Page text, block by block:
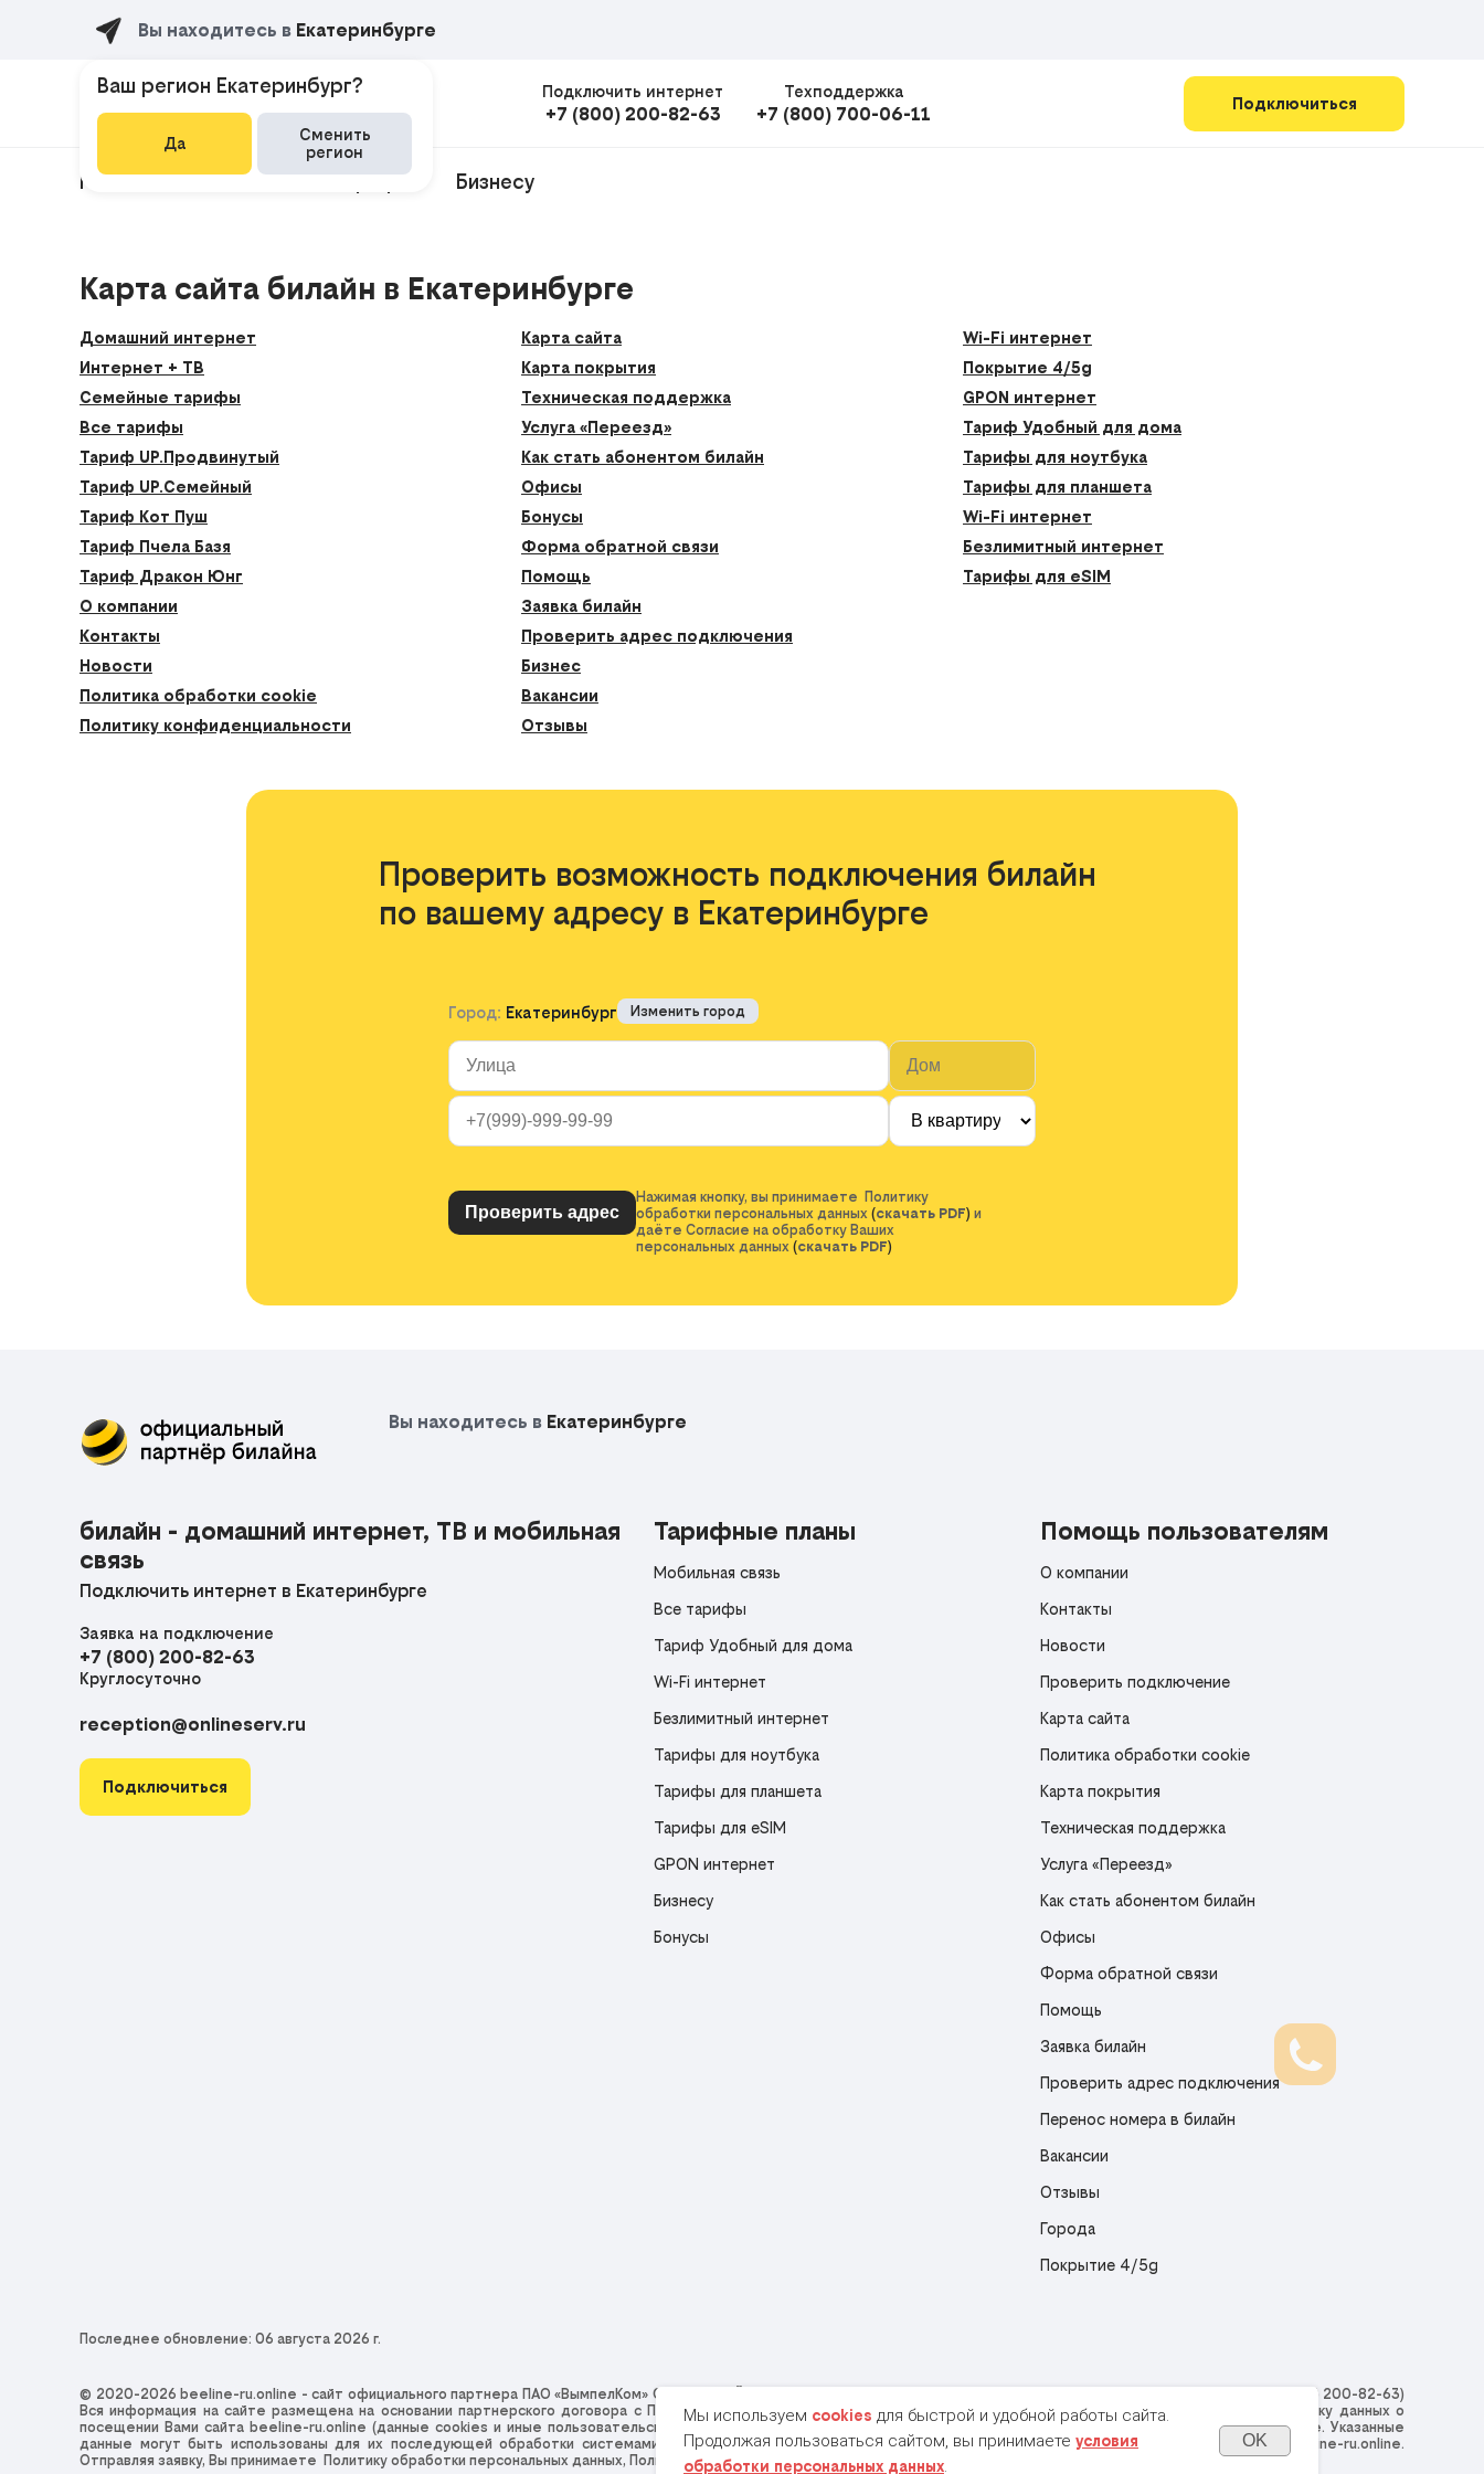
Вы находитесь в Екатеринбурге
Подключить интернет
+7 (800) 200-82-63
Техподдержка
+7 (800) 700-06-11 Подключиться
Мобильная связь Все тарифы Бизнесу
Карта сайта билайн в Екатеринбурге
Домашний интернет
Интернет + ТВ
Семейные тарифы
Все тарифы
Тариф UP.Продвинутый
Тариф UP.Семейный
Тариф Кот Пуш
Тариф Пчела Базя
Тариф Дракон Юнг
О компании
Контакты
Новости
Политика обработки cookie
Политику конфиденциальности
Карта сайта
Карта покрытия
Техническая поддержка
Услуга «Переезд»
Как стать абонентом билайн
Офисы
Бонусы
Форма обратной связи
Помощь
Заявка билайн
Проверить адрес подключения
Бизнес
Вакансии
Отзывы
Wi-Fi интернет
Покрытие 4/5g
GPON интернет
Тариф Удобный для дома
Тарифы для ноутбука
Тарифы для планшета
Wi-Fi интернет
Безлимитный интернет
Тарифы для eSIM
Проверить возможность подключения билайн
по вашему адресу в Екатеринбурге
Город: Екатеринбург Изменить город
Нажимая кнопку, вы принимаете Политику
обработки персональных данных (скачать PDF) и
даёте Согласие на обработку Ваших
персональных данных (скачать PDF)
Вы находитесь в Екатеринбурге
билайн - домашний интернет, ТВ и мобильная
связь
Подключить интернет в Екатеринбурге
Заявка на подключение
+7 (800) 200-82-63
Круглосуточно
reception@onlineserv.ru
Подключиться
Тарифные планы
Мобильная связь
Все тарифы
Тариф Удобный для дома
Wi-Fi интернет
Безлимитный интернет
Тарифы для ноутбука
Тарифы для планшета
Тарифы для eSIM
GPON интернет
Бизнесу
Бонусы
Помощь пользователям
О компании
Контакты
Новости
Проверить подключение
Карта сайта
Политика обработки cookie
Карта покрытия
Техническая поддержка
Услуга «Переезд»
Как стать абонентом билайн
Офисы
Форма обратной связи
Помощь
Заявка билайн
Проверить адрес подключения
Перенос номера в билайн
Вакансии
Отзывы
Города
Покрытие 4/5g
Последнее обновление: 06 августа 2026 г.
© 2020-2026 beeline-ru.online - сайт официального партнера ПАО «ВымпелКом» ООО "ОНЛАЙН СЕРВИСЫ" (ОГРН:1196234008915, e-mail: +7 (800) 200-82-63)
Вся информация на сайте размещена на основании партнерского договора с ПАО «ВымпелКом». Посещая сайт beeline-ru.online, Вы предоставляете согласие на обработку данных о
посещении Вами сайта beeline-ru.online (данные cookies и иные пользовательские данные), сбор которых осуществляется на условиях Политику обработки файлов cookie. Указанные
данные могут быть использованы для их последующей обработки системами Яндекс.Метрика и др., которая осуществляется с целью функционирования сайта beeline-ru.online.
Отправляя заявку, Вы принимаете Политику обработки персональных данных, Пользовательское соглашениеи даётеСогласие на обработку Ваших персональных данных.
Мы используем cookies для быстрой и удобной работы сайта.
Продолжая пользоваться сайтом, вы принимаете условия
обработки персональных данных.
OK
Ваш регион Екатеринбург?
Да
Сменить
регион